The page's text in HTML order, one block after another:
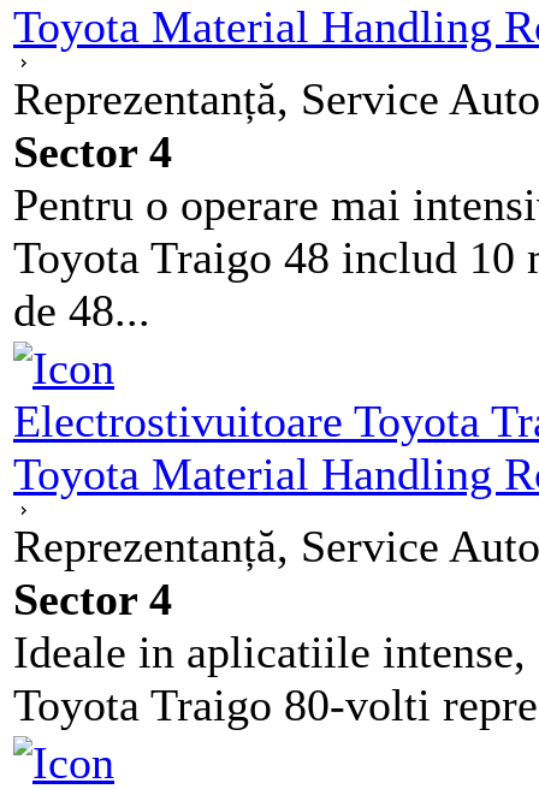
Toyota Material Handling
Reprezentanță, Service
Sector 4
Pentru o operare mai
Toyota Traigo 48 includ 10
de 48...
Electrostivuitoare Toyota
Toyota Material Handling
Reprezentanță, Service
Sector 4
Ideale in aplicatiile
Toyota Traigo 80-volti